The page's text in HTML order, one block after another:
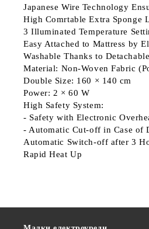
Japanese Wire Technology
High Comrtable Extra Sponge
3 Illuminated Temperature
Easy Attached to Mattress by
Washable Thanks to
Material: Non-Woven Fabric
Double Size: 160 × 140 cm
Power: 2 × 60 W
High Safety System:
- Safety with Electronic
- Automatic Cut-off in Case of
Automatic Switch-off after 3
Rapid Heat Up